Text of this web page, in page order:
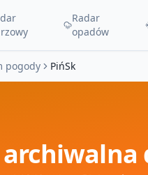
Radar
opadów
pogody PińSk